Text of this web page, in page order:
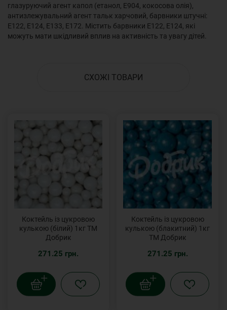
глазуруючий агент капол (етанол, Е904, кокосова олія),
антизлежувальний агент тальк харчовий, барвники штучні:
Е122, Е124, Е133, Е172. Містить барвники Е122, Е124, які
можуть мати шкідливий вплив на активність та увагу дітей.
СХОЖІ ТОВАРИ
Коктейль із цукровою
кулькою (білий) 1кг ТМ
Добрик
271.25 грн.
Коктейль із цукровою
кулькою (блакитний) 1кг
ТМ Добрик
271.25 грн.